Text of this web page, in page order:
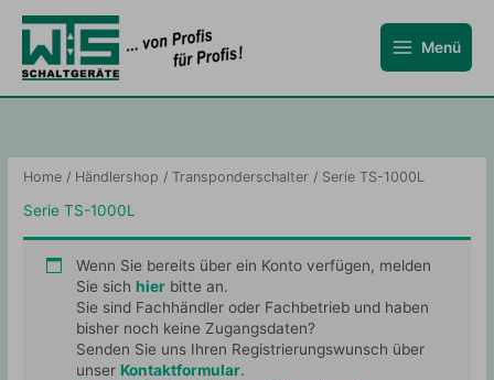
Inhalt
springen
Menü
Home / Händlershop /Transponderschalter / Serie TS-1000L
Serie TS-1000L
Wenn Sie bereits über ein Konto verfügen, melden
Sie sich hierbitte an.
Sie sind Fachhändler oder Fachbetrieb und haben
bisher noch keine Zugangsdaten?
Senden Sie uns Ihren Registrierungswunsch über
unser Kontaktformular.